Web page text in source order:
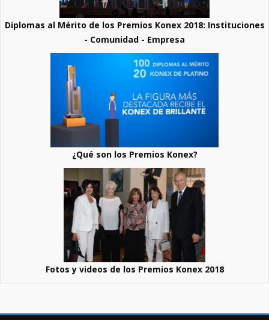
Diplomas al Mérito de los Premios Konex 2018: Instituciones
- Comunidad - Empresa
¿Qué son los Premios Konex?
Fotos y videos de los Premios Konex 2018